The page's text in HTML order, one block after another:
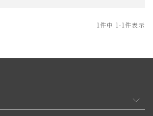
1件中 1-1件表示